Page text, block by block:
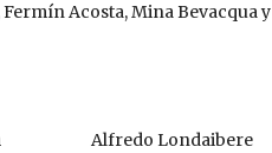
Acosta, Mina Bevacqua y
Alfredo Londaibere